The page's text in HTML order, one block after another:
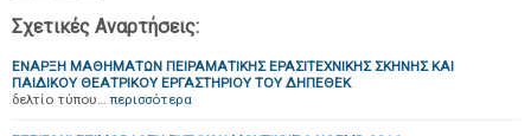
Σχετικές Αναρτήσεις:
ΕΝΑΡΞΗ ΜΑΘΗΜΑΤΩΝ ΠΕΙΡΑΜΑΤΙΚΗΣ ΕΡΑΣΙΤΕΧΝΙΚΗΣ ΣΚΗΝΗΣ ΚΑΙ
ΠΑΙΔΙΚΟΥ ΘΕΑΤΡΙΚΟΥ ΕΡΓΑΣΤΗΡΙΟΥ TOY ΔΗΠΕΘΕΚ
δελτίο τύπου… περισσότερα